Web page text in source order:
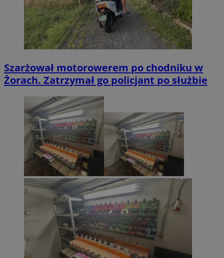
Szarżował motorowerem po chodniku w
Żorach. Zatrzymał go policjant po służbie